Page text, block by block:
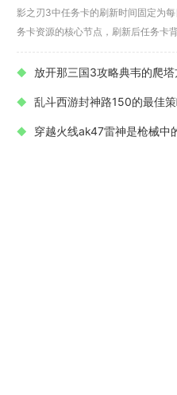
影之刃3中任务卡的刷新时间固定为
务卡资源的核心节点，刷新后任务卡
家可
乱斗西游封神路150的最佳
穿越火线ak47雷神是枪械中